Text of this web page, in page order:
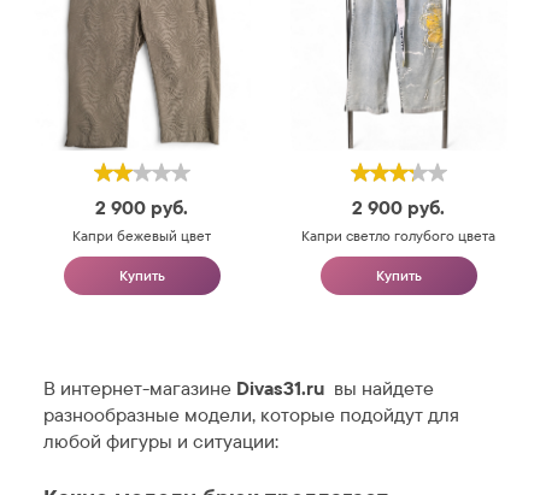
2 900 руб.
Капри бежевый цвет
Купить
2 900 руб.
Капри светло голубого цвета
Купить
В интернет-магазине Divas31.ru вы найдете
разнообразные модели, которые подойдут для
любой фигуры и ситуации: